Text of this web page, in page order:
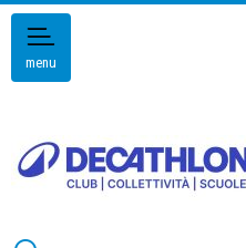
menu